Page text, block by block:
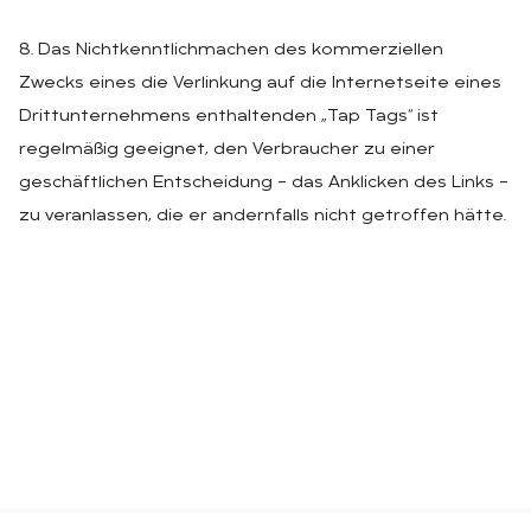
8. Das Nichtkenntlichmachen des kommerziellen
Zwecks eines die Verlinkung auf die Internetseite eines
Drittunternehmens enthaltenden „Tap Tags“ ist
regelmäßig geeignet, den Verbraucher zu einer
geschäftlichen Entscheidung – das Anklicken des Links –
zu veranlassen, die er andernfalls nicht getroffen hätte.